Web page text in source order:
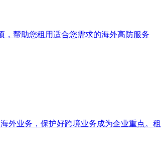
，帮助您租用适合您需求的海外高防服务
外业务，保护好跨境业务成为企业重点。租